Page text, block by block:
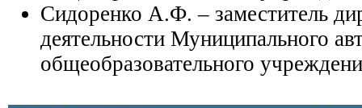
Сидоренко А.Ф. – заместитель
деятельности Муниципального
общеобразовательного